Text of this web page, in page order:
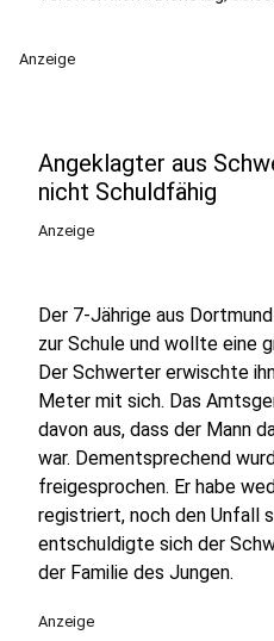
Anzeige
Angeklagter aus
nicht Schuldfähig
Anzeige
Der 7-Jährige aus
zur Schule und wollte eine
Der Schwerter erwischte
Meter mit sich. Das
davon aus, dass der Mann
war. Dementsprechend
freigesprochen. Er habe
registriert, noch den Unfall
entschuldigte sich der
der Familie des Jungen.
Anzeige